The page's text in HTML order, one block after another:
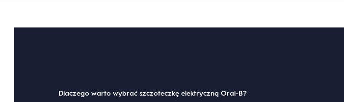
Dlaczego warto wybrać szczoteczkę elektryczną Oral-B?